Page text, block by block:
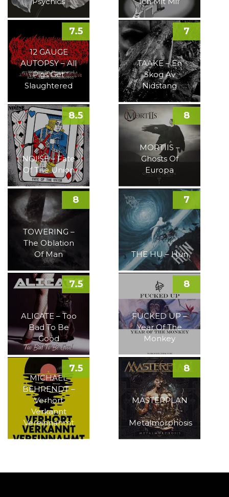
12 GAUGE
AUTOPSY – All
Pigs Get
Slaughtered
7.5
TAAKE – En
Skog Av
Nidstang
7
NOI!SE – Fate
Of The Union
8.5
MORTIIS –
Ghosts Of
Europa
8
TOWERING –
The Oblation
Of Man
8
THE HU – Hun
7
ALICATE – Too
Bad To Be
Good
7.5
FUCKED UP –
Year Of The
Monkey
8
MICHAEL
BEHRENDT –
Verhört
Verkannt
Vereinnahmt
7.5
MASTERPLAN
–
Metalmorphosis
8